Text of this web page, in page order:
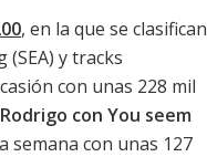
, en la que se clasifican
y tracks
con unas 228 mil
con You seem
semana con unas 127